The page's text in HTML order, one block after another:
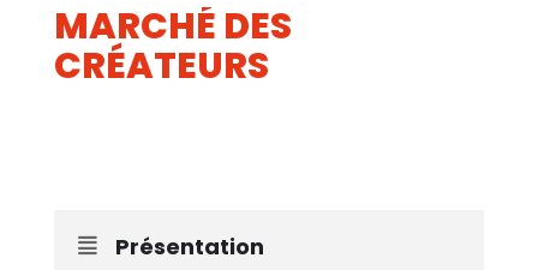
MARCHÉ DES
CRÉATEURS
Présentation